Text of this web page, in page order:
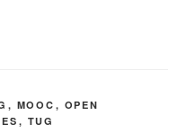
, MOOC , OPEN
, TUG